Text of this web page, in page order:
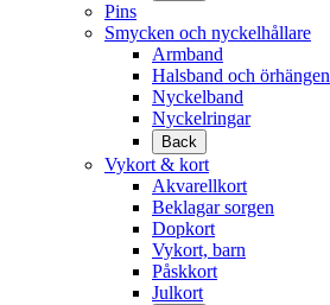
Pins
Smycken och nyckelhållare
Armband
Halsband och örhängen
Nyckelband
Nyckelringar
Back
Vykort & kort
Akvarellkort
Beklagar sorgen
Dopkort
Vykort, barn
Påskkort
Julkort